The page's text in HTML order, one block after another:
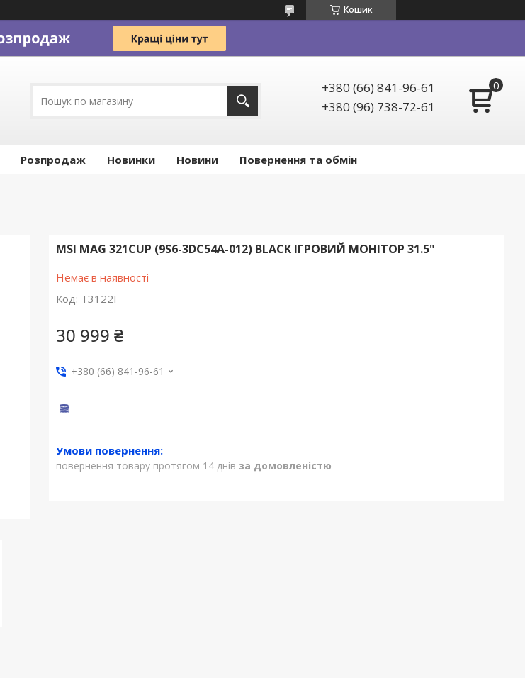
Кошик
+380 (66) 841-96-61
+380 (96) 738-72-61
Pозпродаж Новинки Новини Повернення та обмін
MSI MAG 321CUP (9S6-3DC54A-012) BLACK ІГРОВИЙ МОНІТОР 31.5"
Немає в наявності
Код: T3122I
30 999 ₴
+380 (66) 841-96-61
повернення товару протягом 14 днів за домовленістю